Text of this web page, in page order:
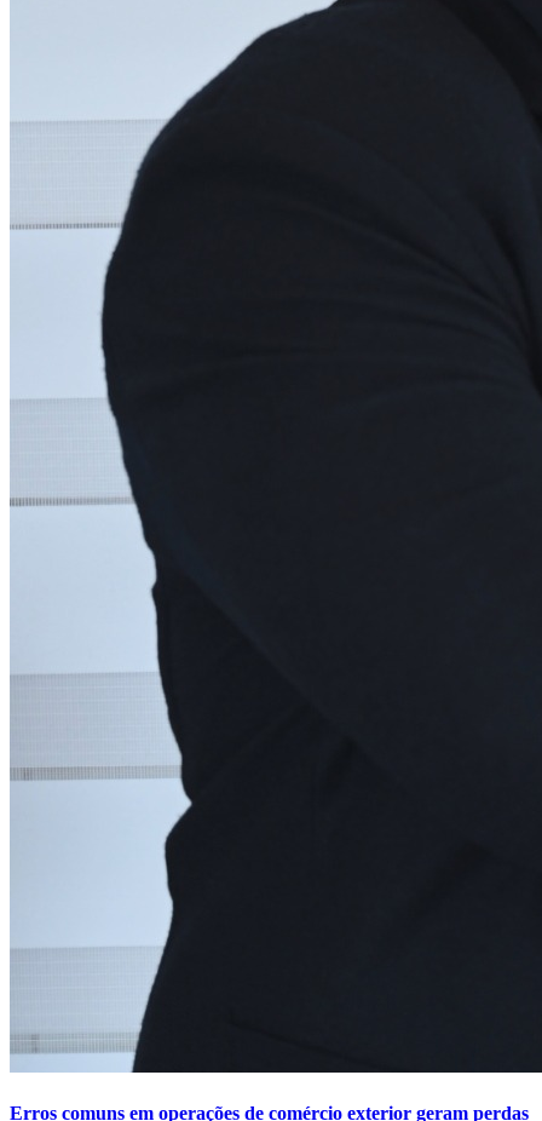
Erros comuns em operações de comércio exterior geram perdas